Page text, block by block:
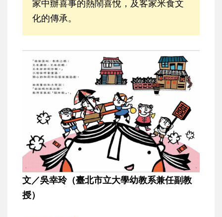
家中辦喜事的熱鬧喜悅，及客家米食文
化的傳承。
文／吳幸玲（臺北市立大學幼教系兼任副教
授）